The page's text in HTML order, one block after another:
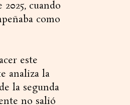
cuando
como
este
analiza la
la segunda
no salió